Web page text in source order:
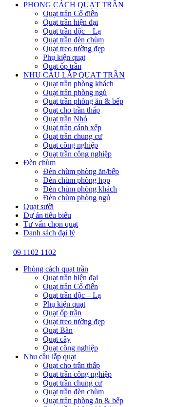
PHONG CÁCH QUẠT TRẦN
Quạt trần Cổ điển
Quạt trần hiện đại
Quạt trần độc – Lạ
Quạt trần đèn chùm
Quạt treo tường đẹp
Phụ kiện quạt
Quạt ốp trần
NHU CẦU LẮP QUẠT TRẦN
Quạt trần phòng khách
Quạt trần phòng ngủ
Quạt trần phòng ăn & bếp
Quạt cho trần thấp
Quạt trần Nhỏ
Quạt trần cánh xếp
Quạt trần chung cư
Quạt công nghiệp
Quạt trần công nghiệp
Đèn chùm
Đèn chùm phòng ăn/bếp
Đèn chùm phòng họp
Đèn chùm phòng khách
Đèn chùm phòng ngủ
Quạt sưởi
Dự án tiêu biểu
Tư vấn chọn quạt
Danh sách đại lý
09 1102 1102
Phòng cách quạt trần
Quạt trần hiện đại
Quạt trần Cổ điển
Quạt trần độc – Lạ
Phụ kiện quạt
Quạt ốp trần
Quạt treo tường đẹp
Quạt Bàn
Quạt cây
Quạt công nghiệp
Nhu cầu lắp quạt
Quạt cho trần thấp
Quạt trần công nghiệp
Quạt trần chung cư
Quạt trần đèn chùm
Quạt trần phòng ăn & bếp